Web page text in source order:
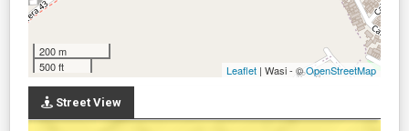
200 m
500 ft
Leaflet | Wasi - ©OpenStreetMap
Street View